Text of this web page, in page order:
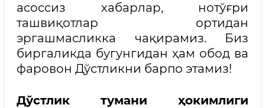
асоссиз хабарлар, нотўғри
ташвиқотлар ортидан
эргашмасликка чақирамиз. Биз
биргаликда бугунгидан ҳам обод ва
фаровон Дўстликни барпо этамиз!
Дўстлик тумани ҳокимлиги